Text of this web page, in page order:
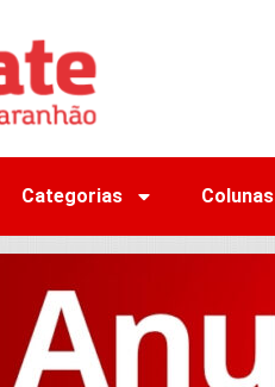
Categorias Colunas